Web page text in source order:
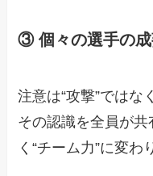
③ 個々の選手の
注意は“攻撃”ではな
その認識を全員が
く“チーム力”に変わ